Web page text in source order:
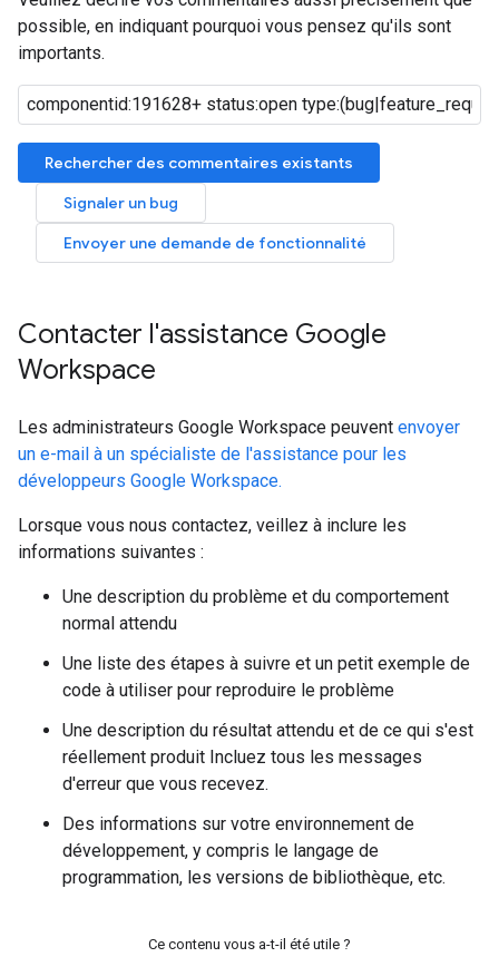
possible, en indiquant pourquoi vous pensez qu'ils sont
importants.
Rechercher des commentaires existants
Signaler un bug
Envoyer une demande de fonctionnalité
Contacter l'assistance Google
Workspace
Les administrateurs Google Workspace peuvent envoyer
un e-mail à un spécialiste de l'assistance pour les
développeurs Google Workspace.
Lorsque vous nous contactez, veillez à inclure les
informations suivantes :
Une description du problème et du comportement
normal attendu
Une liste des étapes à suivre et un petit exemple de
code à utiliser pour reproduire le problème
Une description du résultat attendu et de ce qui s'est
réellement produit Incluez tous les messages
d'erreur que vous recevez.
Des informations sur votre environnement de
développement, y compris le langage de
programmation, les versions de bibliothèque, etc.
Ce contenu vous a-t-il été utile ?